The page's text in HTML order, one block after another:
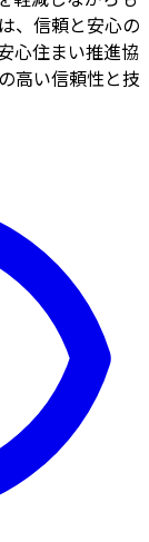
、信頼と安心の
心住まい推進協
高い信頼性と技